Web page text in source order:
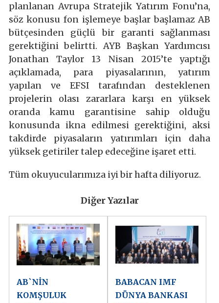
planlanan Avrupa Stratejik Yatırım Fonu’na,
söz konusu fon işlemeye başlar başlamaz AB
bütçesinden güçlü bir garanti sağlanması
gerektiğini belirtti. AYB Başkan Yardımcısı
Jonathan Taylor 13 Nisan 2015’te yaptığı
açıklamada, para piyasalarının, yatırım
yapılan ve EFSI tarafından desteklenen
projelerin olası zararlara karşı en yüksek
oranda kamu garantisine sahip olduğu
konusunda ikna edilmesi gerektiğini, aksi
takdirde piyasaların yatırımları için daha
yüksek getiriler talep edeceğine işaret etti.
Tüm okuyucularımıza iyi bir hafta diliyoruz.
Diğer Yazılar
AB`NİN
KOMŞULUK
BABACAN IMF
DÜNYA BANKASI